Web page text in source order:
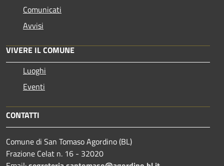
Comunicati
Avvisi
VIVERE IL COMUNE
Luoghi
Eventi
CONTATTI
Comune di San Tomaso Agordino (BL)
Frazione Celat n. 16 - 32020